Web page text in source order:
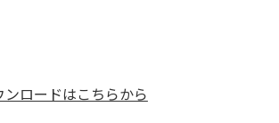
ロードはこちらから